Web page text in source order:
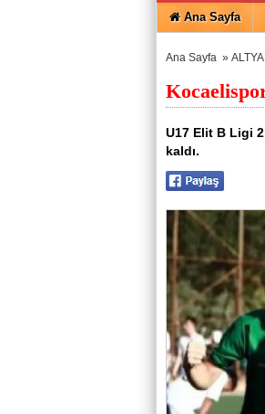
Ana Sayfa
Ana Sayfa »
U17 Elit B Ligi
kaldı.